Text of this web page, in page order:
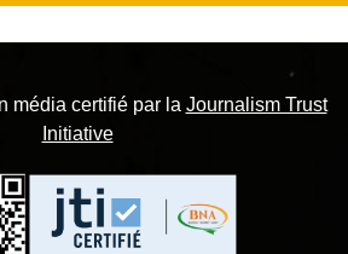
média certifié par la Journalism Trust
Initiative